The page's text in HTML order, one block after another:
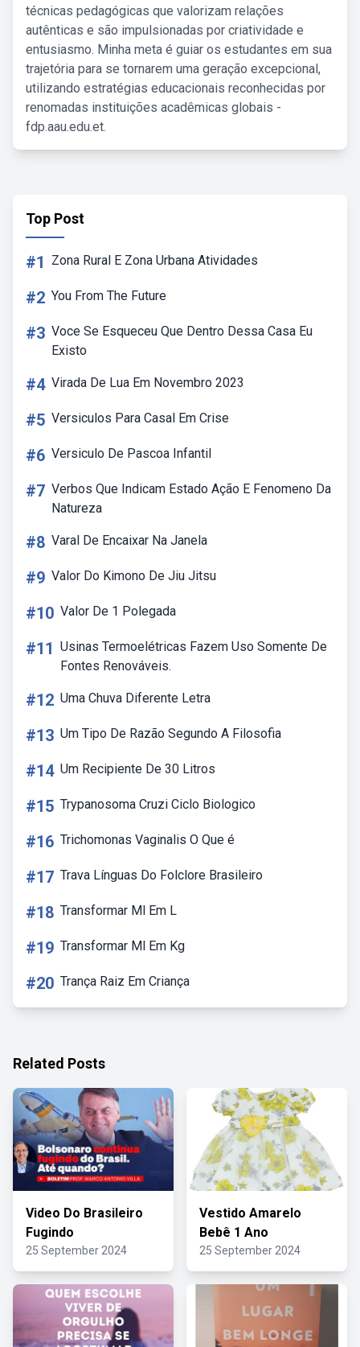
técnicas pedagógicas que valorizam relações
autênticas e são impulsionadas por criatividade e
entusiasmo. Minha meta é guiar os estudantes em sua
trajetória para se tornarem uma geração excepcional,
utilizando estratégias educacionais reconhecidas por
renomadas instituições acadêmicas globais -
fdp.aau.edu.et.
Top Post
#1 Zona Rural E Zona Urbana Atividades
#2 You From The Future
#3 Voce Se Esqueceu Que Dentro Dessa Casa Eu
Existo
#4 Virada De Lua Em Novembro 2023
#5 Versiculos Para Casal Em Crise
#6 Versiculo De Pascoa Infantil
#7 Verbos Que Indicam Estado Ação E Fenomeno Da
Natureza
#8 Varal De Encaixar Na Janela
#9 Valor Do Kimono De Jiu Jitsu
#10 Valor De 1 Polegada
#11 Usinas Termoelétricas Fazem Uso Somente De
Fontes Renováveis.
#12 Uma Chuva Diferente Letra
#13 Um Tipo De Razão Segundo A Filosofia
#14 Um Recipiente De 30 Litros
#15 Trypanosoma Cruzi Ciclo Biologico
#16 Trichomonas Vaginalis O Que é
#17 Trava Línguas Do Folclore Brasileiro
#18 Transformar Ml Em L
#19 Transformar Ml Em Kg
#20 Trança Raiz Em Criança
Related Posts
Video Do Brasileiro
Fugindo
25 September 2024
Vestido Amarelo
Bebê 1 Ano
25 September 2024